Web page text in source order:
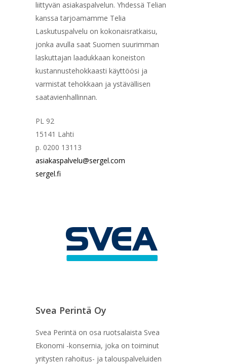
liittyvän asiakaspalvelun. Yhdessä Telian
kanssa tarjoamamme Telia
Laskutuspalvelu on kokonaisratkaisu,
jonka avulla saat Suomen suurimman
laskuttajan laadukkaan koneiston
kustannustehokkaasti käyttöösi ja
varmistat tehokkaan ja ystävällisen
saatavienhallinnan.
PL 92
15141 Lahti
p. 0200 13113
asiakaspalvelu@sergel.com
sergel.fi
Svea Perintä Oy
Svea Perintä on osa ruotsalaista Svea
Ekonomi -konsernia, joka on toiminut
yritysten rahoitus- ja talouspalveluiden